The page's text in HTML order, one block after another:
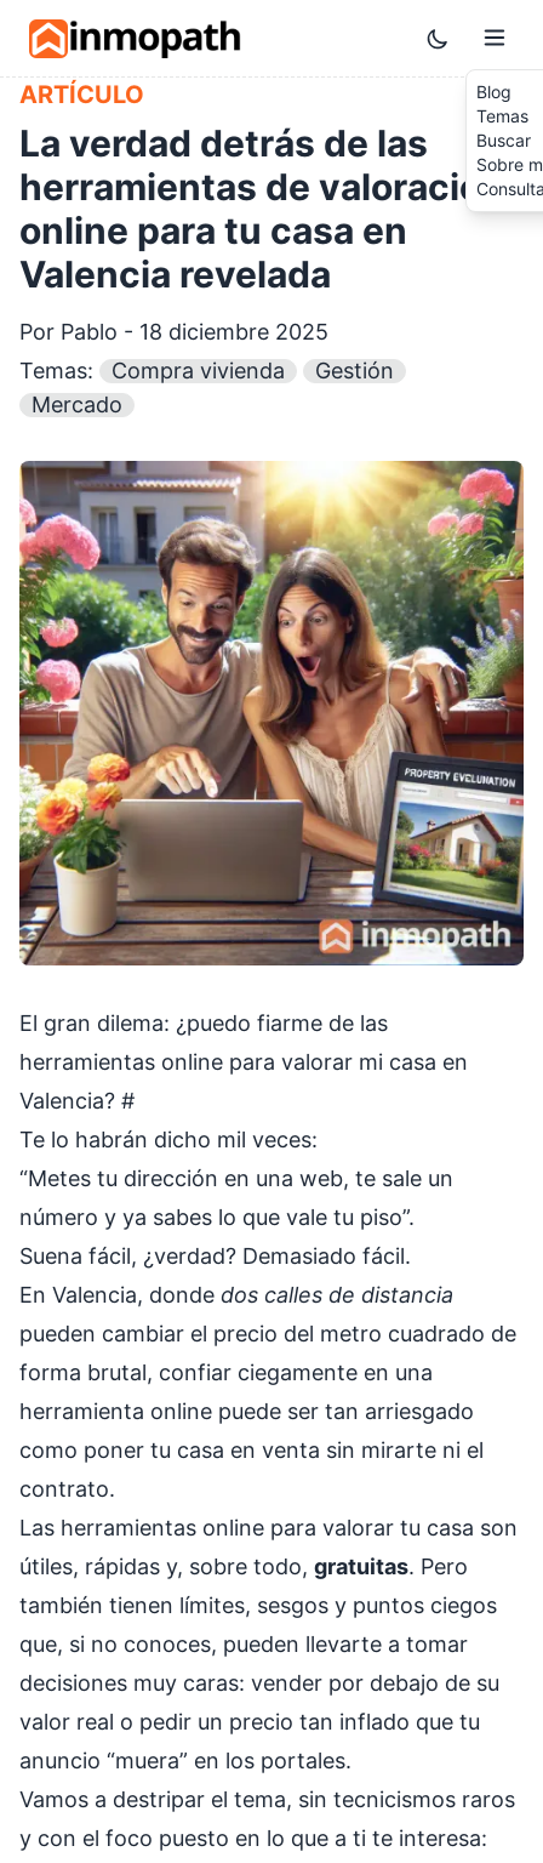
Skip to main content
Toggle
Blog
Temas
Buscar
Sobre
ARTÍCULO
La verdad detrás de las
herramientas de valoración
online para tu casa en
Valencia revelada
Por Pablo - 18 diciembre 2025
Temas:
Compra vivienda
Gestión
Mercado
El gran dilema: ¿puedo fiarme de las
herramientas online para valorar mi casa en
Valencia? #
Te lo habrán dicho mil veces:
“Metes tu dirección en una web, te sale un
número y ya sabes lo que vale tu piso”.
Suena fácil, ¿verdad? Demasiado fácil.
En Valencia, donde dos calles de distancia
pueden cambiar el precio del metro cuadrado de
forma brutal, confiar ciegamente en una
herramienta online puede ser tan arriesgado
como poner tu casa en venta sin mirarte ni el
contrato.
Las herramientas online para valorar tu casa son
útiles, rápidas y, sobre todo, gratuitas. Pero
también tienen límites, sesgos y puntos ciegos
que, si no conoces, pueden llevarte a tomar
decisiones muy caras: vender por debajo de su
valor real o pedir un precio tan inflado que tu
anuncio “muera” en los portales.
Vamos a destripar el tema, sin tecnicismos raros
y con el foco puesto en lo que a ti te interesa: